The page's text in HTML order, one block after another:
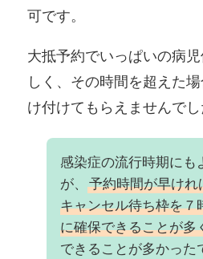
可です。
大抵予約でいっぱいの病
しく、その時間を超えた
け付けてもらえませんでし
感染症の流行時期にも
が、
予約時間が早けれ
キャンセル待ち枠を７
に確保できることが多
できることが多かった